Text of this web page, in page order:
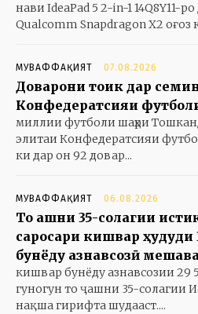
нави IdeaPad 5 2-in-1 14Q8Y11-
Qualcomm Snapdragon X2 оғоз
МУВАФФАҚИЯТ 07.08.2026
Доварони тоҷик дар
Конфедератсияи
миллии футболи шаҳри
элитаи Конфедератсияи
ки дар он 92 довар...
МУВАФФАҚИЯТ 06.08.2026
То ҷашни 35-солагии
саросари кишвар ҳудуди
бунёду азнавсозӣ
кишвар бунёду азнавсозии 29
гуногун то ҷашни 35-солагии
нақша гирифта шудааст....